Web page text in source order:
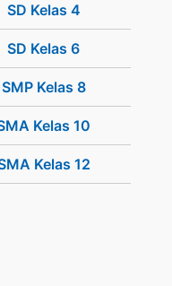
SD Kelas 4
SD Kelas 6
SMP Kelas 8
Kelas 10
Kelas 12